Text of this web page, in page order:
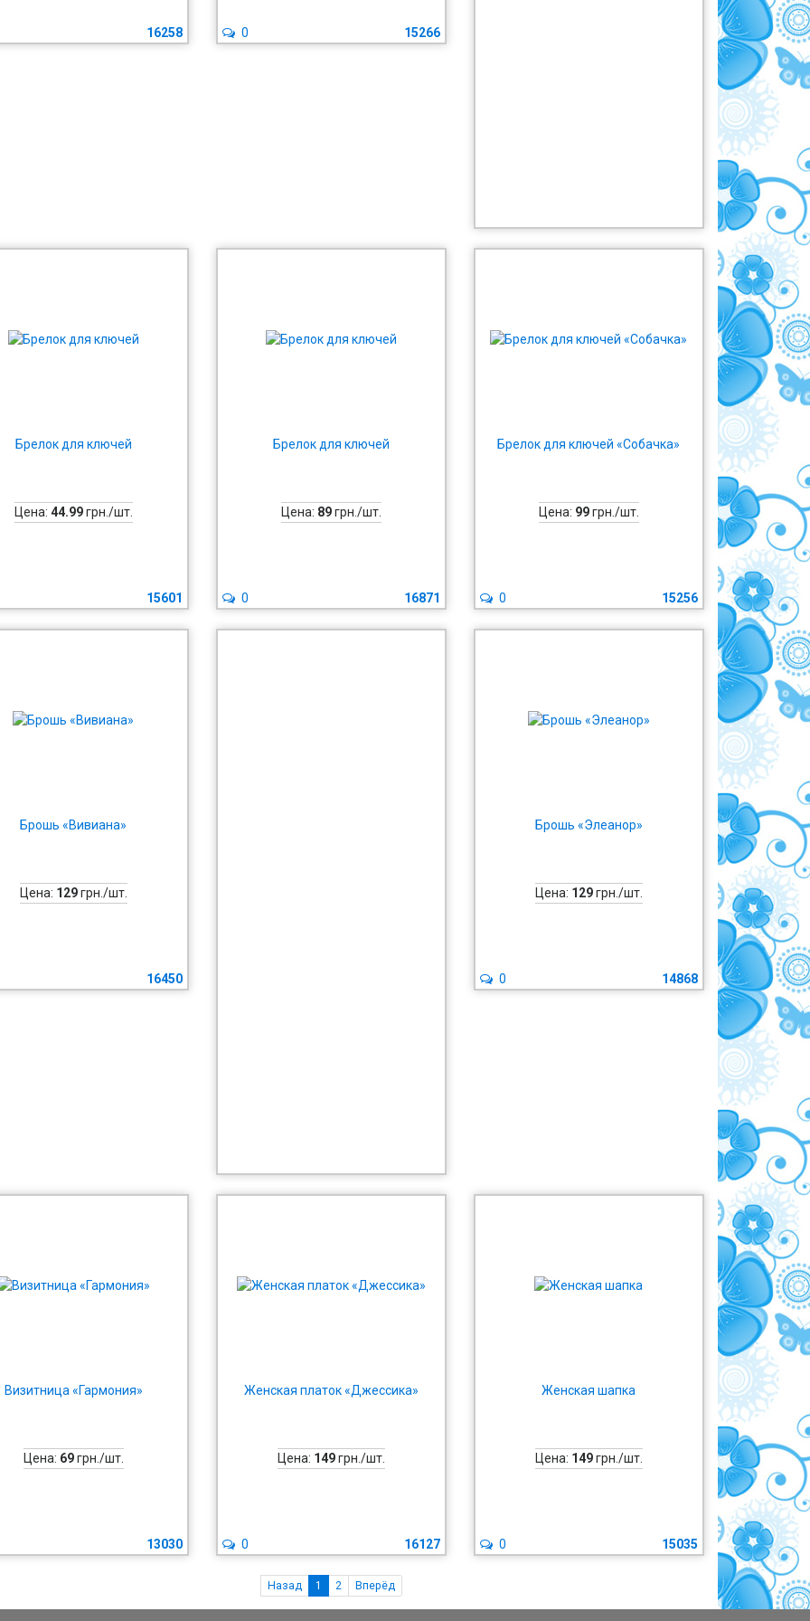
16258 15266
0
Брелок для ключей
Цена: 44.99грн./шт.
15601
Брелок для ключей
Цена: 89грн./шт.
16871
0
Брелок для ключей «Собачка»
Цена: 99грн./шт.
15256
0
Брошь «Вивиана»
Цена: 129грн./шт.
16450
Брошь «Элеанор»
Цена: 129грн./шт.
14868
0
Визитница «Гармония»
Цена: 69грн./шт.
13030
Женская платок «Джессика»
Цена: 149грн./шт.
16127
0
Женская шапка
Цена: 149грн./шт.
15035
0
Назад 1 2 Вперёд